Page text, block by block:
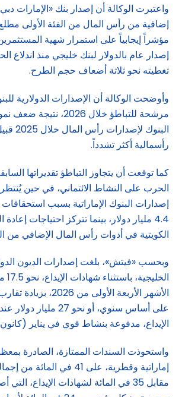
واعتبرت الوكالة أن إصدار بنك «الإمارات
إضافية من رأس المال من الفئة الأولى
مؤشراً إيجابياً على استمرار شهية
إصدار عام بالدولار لبنك خليجي منذ اندلاع
تغطيته نحو ثلاثة أضعاف حجم الطرح.
وأوضحت الوكالة أن الإصدارات الدولارية
مرشحة للتباطؤ خلال
البنوك
رأسمالية أكثر تشدداً.
كما توقعت أن يتجاوز التباطؤ تقديراتها
الحرب على النشاط الائتماني، في حين
إصدارات البنوك الإماراتية بسبب
4.4 مليار دولار، بينما تتركز احتياجات
الكويتية في أدوات رأس المال الإضافي من
وبحسب «فيتش»، بلغت إصدارات الديون
على أساس سنوي، أو نحو
الإيداع، مدفوعة بنشاط قوي في يناير (كانون
واستحوذت السندات الممتازة، الصادرة
إماراتية وقطرية، على 41 في
مقابل 35 في المائة لشهادات الإيداع،